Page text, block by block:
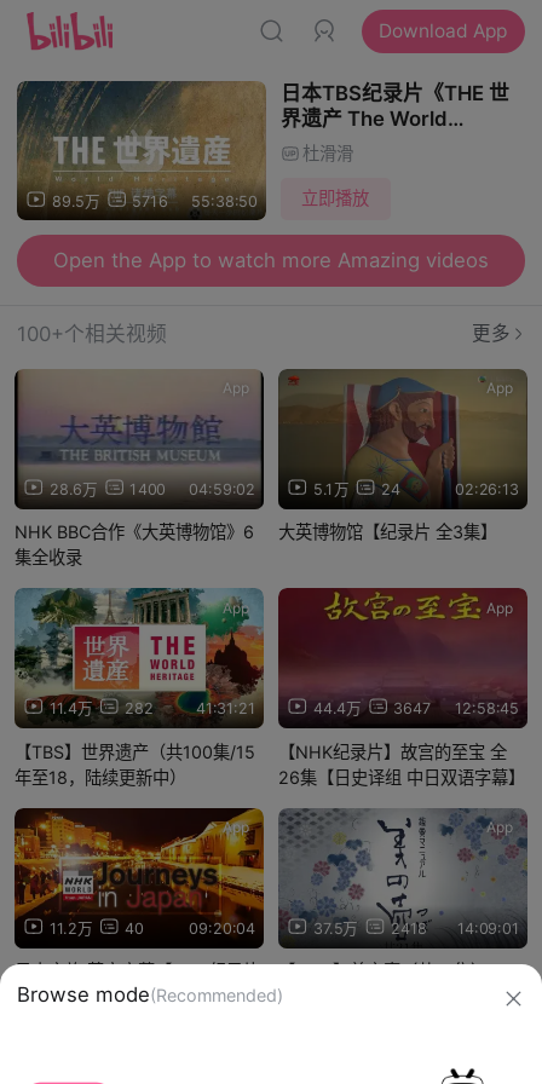
Download App
89.5万 5716 55:38:50
日本TBS纪录片《THE 世
界遗产 The World
Heritage》全180集 日语中
日双字
杜滑滑
立即播放
Open the App to watch more Amazing videos
100+个相关视频 更多
28.6万 1400 04:59:02
App
NHK BBC合作《大英博物馆》6
集全收录
5.1万 24 02:26:13
App
大英博物馆【纪录片 全3集】
11.4万 282 41:31:21
App
【TBS】世界遗产（共100集/15
年至18，陆续更新中）
44.4万 3647 12:58:45
App
【NHK纪录片】故宫的至宝 全
26集【日史译组 中日双语字幕】
11.2万 40 09:20:04
App
日本之旅 英文字幕【NHK纪录片
全10集】
37.5万 2418 14:09:01
App
【NHK】美之壶（共31集）